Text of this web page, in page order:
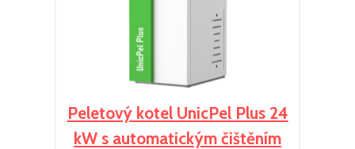
Peletový kotel UnicPel Plus 24
kW s automatickým čištěním